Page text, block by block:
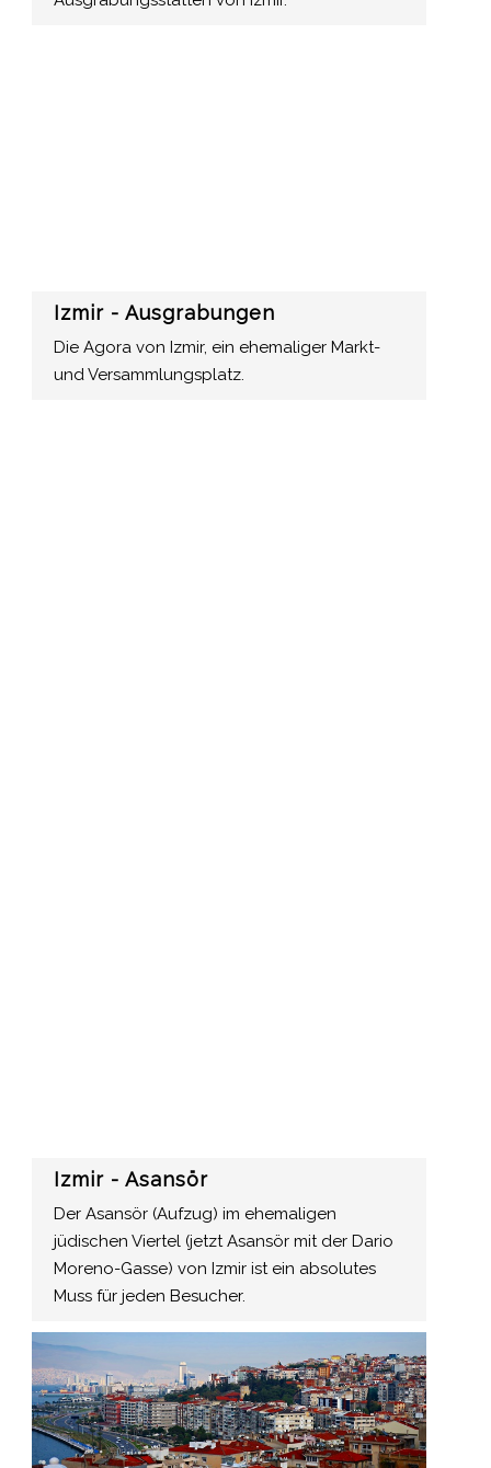
Izmir - Ausgrabungen
Die Agora von Izmir, ein ehemaliger Markt-
und Versammlungsplatz.
Izmir - Asansör
Der Asansör (Aufzug) im ehemaligen
jüdischen Viertel (jetzt Asansör mit der Dario
Moreno-Gasse) von Izmir ist ein absolutes
Muss für jeden Besucher.